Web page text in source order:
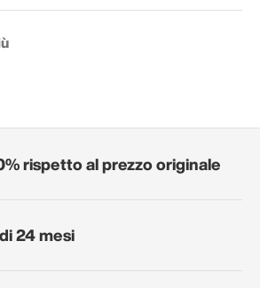
rispetto al prezzo originale
24 mesi